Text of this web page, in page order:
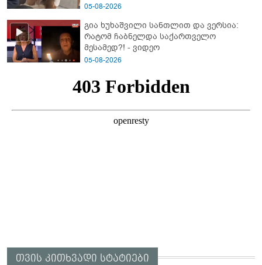
05-08-2026
გია ხუხაშვილი სანთლით და ვერსია:
რატომ ჩაბნელდა საქართველო
მესამედ?! - ვიდეო
05-08-2026
თვის კითხვადი სტატიები